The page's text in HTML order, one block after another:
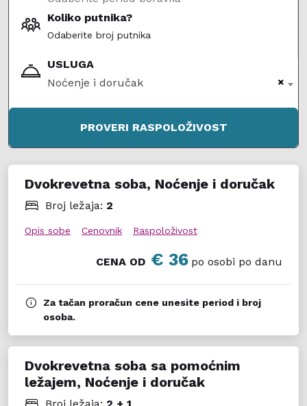
Koliko putnika?
Odaberite broj putnika
USLUGA
×
Noćenje i doručak
PROVERI RASPOLOŽIVOST
Dvokrevetna soba, Noćenje i doručak
Broj ležaja: 2
Opis sobe Cenovnik Raspoloživost
CENA OD € 36 po osobi po danu
Za tačan proračun cene unesite period i broj
osoba.
Dvokrevetna soba sa pomoćnim
ležajem, Noćenje i doručak